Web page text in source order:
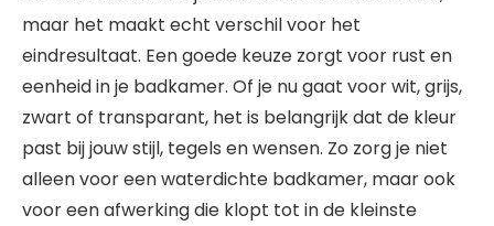
maar het maakt echt verschil voor het
eindresultaat. Een goede keuze zorgt voor rust en
eenheid in je badkamer. Of je nu gaat voor wit, grijs,
zwart of transparant, het is belangrijk dat de kleur
past bij jouw stijl, tegels en wensen. Zo zorg je niet
alleen voor een waterdichte badkamer, maar ook
voor een afwerking die klopt tot in de kleinste